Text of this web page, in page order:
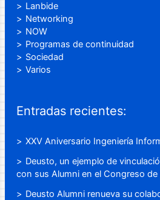
Lanbide
Networking
NOW
Programas de continuidad
Sociedad
Varios
Entradas recientes:
XXV Aniversario Ingeniería
Deusto, un ejemplo de
con sus Alumni en el Congreso de
Deusto Alumni renueva su